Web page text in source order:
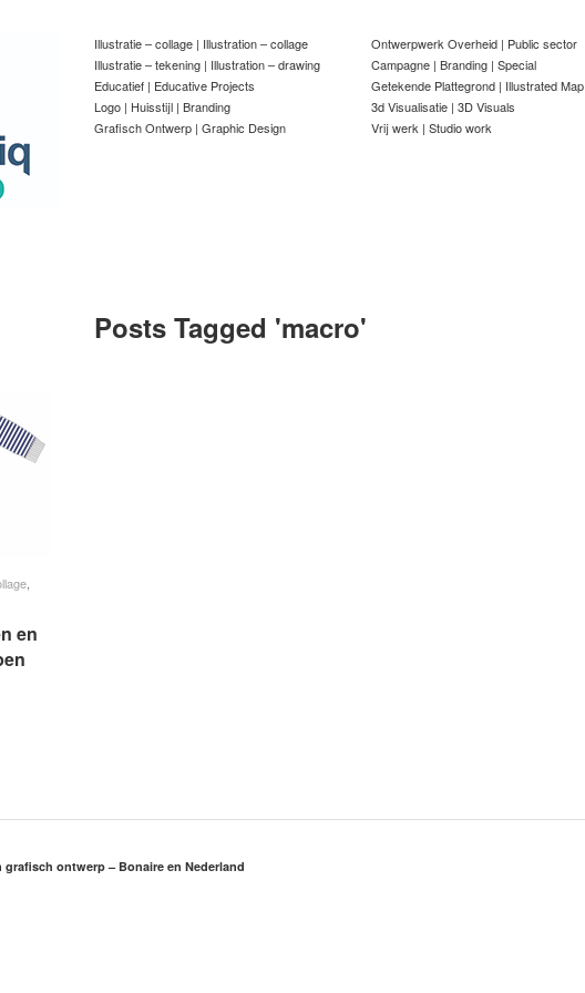
Illustratie – collage | Illustration – collage
Illustratie – tekening | Illustration – drawing
Educatief | Educative Projects
Logo | Huisstijl | Branding
Grafisch Ontwerp | Graphic Design
Ontwerpwerk Overheid | Public sector
Campagne | Branding | Special
Getekende Plattegrond | Illustrated Map
3d Visualisatie | 3D Visuals
Vrij werk | Studio work
Posts Tagged 'macro'
en
en
ontwerp – Bonaire en Nederland